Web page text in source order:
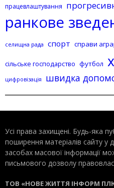
працевлаштування
ранкове
селищна рада спорт справи
сільське господарство футбол
цифровізація швидка
Усі права захищені. Будь-яка
поширення матеріалів сайту у
засобах масової інформації
письмового дозволу
ТОВ «НОВЕ ЖИТТЯ ІНФОРМ